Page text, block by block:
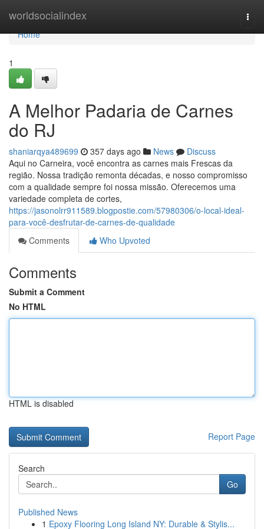
worldsocialindex
Home
Home
1
A Melhor Padaria de Carnes
do RJ
shaniarqya489699 357 days ago News
Discuss
Aqui no Carneira, você encontra as carnes mais Frescas da
região. Nossa tradição remonta décadas, e nosso compromisso
com a qualidade sempre foi nossa missão. Oferecemos uma
variedade completa de cortes,
https://jasonolrr911589.blogpostie.com/57980306/o-local-ideal-
para-você-desfrutar-de-carnes-de-qualidade
Comments
Who Upvoted
Comments
Submit a Comment
No HTML
HTML is disabled
Report Page
Search
Go
Published News
1 Epoxy Flooring Long Island NY: Durable & Stylis...